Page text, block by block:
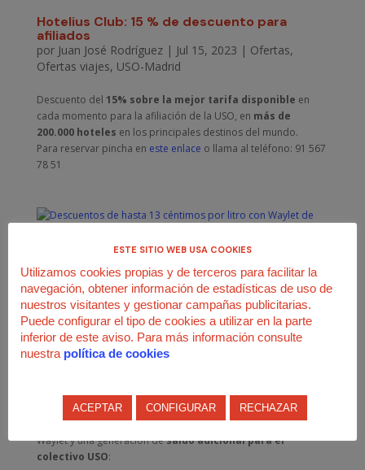
Hotelius Club: 15 % de descuento para
afiliados
por Juan José Rodríguez| Jul 15, 2023 | Ofertas,
Ofertas viajes, USO-Madrid
Descuento del 15% sobre la mejor tarifa disponible en
cada momento para la afiliación de la USO, en más de
200.000 hoteles en los principales destinos del mundo.
Para reservar pincha en este enlace o llama al teléfono: 91 567
78 51
Descuentos de hasta 13 céntimos por litro
con Waylet de Repsol
porJuan José Rodríguez|Jun 15, 2023 |Ofertas viajes
Gracias al convenio de colaboración firmado entre laUSO y
REPSOL-Estaciones de Servicio
repostajes.
La promoción consta de todas las ventajas de los usuarios
Waylet y una generación desaldo adicional para el
colectivo USO:
ESTE SITIO WEB USA COOKIES
Utilizamos cookies propias y de terceros para facilitar la
navegación, obtener información de estadísticas de uso de
nuestros visitantes y gestionar campañas publicitarias.
Puede configurar el tipo de cookies a utilizar en la parte
inferior de este aviso. Para más información consulte
nuestra política de cookies
ACEPTAR CONFIGURAR RECHAZAR